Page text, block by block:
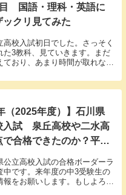
国語・理科・英語に
ックリ見てみた
高校入試初日でした。さっそく
た3教科、見ていきます。まだ
ており、あまり時間が取れない
ね。例年通り、読み4問、書き4
配点も16点でしょう。いくつ
（2025年度）】石川県
入試 泉丘高校や二水高
で合格できたのか？平均
がとうございます！）
公立高校入試の合格ボーダーラ
中です。来年度の中3受験生の
報をお願いします。もしよろし